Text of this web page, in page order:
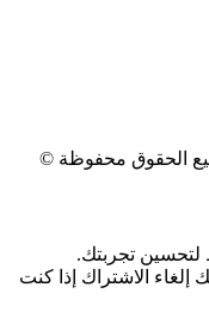
الحقوق محفوظة ©
لتحسين تجربتك.
الاشتراك إذا كنت